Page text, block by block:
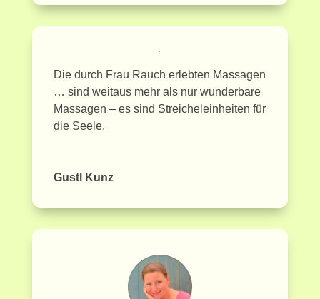
Die durch Frau Rauch erlebten Massagen
… sind weitaus mehr als nur wunderbare
Massagen – es sind Streicheleinheiten für
die Seele.
Gustl Kunz